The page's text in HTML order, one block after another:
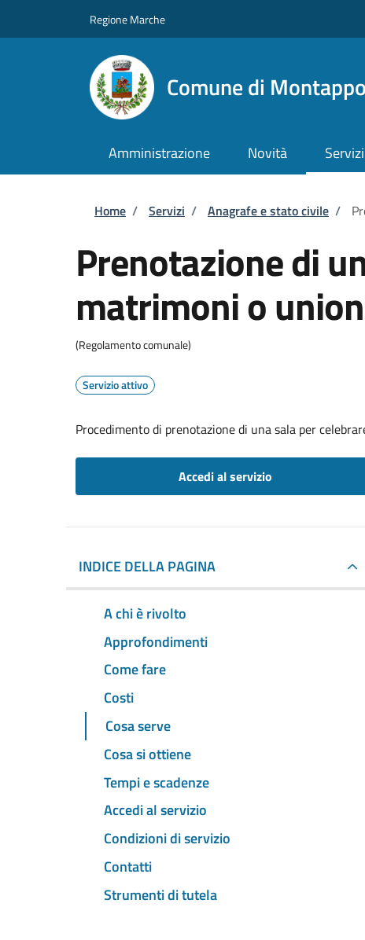
Regione Marche
Comune di
Amministrazione Novità Servizi
Briciole di pane
Home / Servizi / Anagrafe e stato civile /
Prenotazione di
matrimoni o
(Regolamento comunale)
Servizio attivo
Procedimento di prenotazione di una sala per
Accedi al servizio
INDICE DELLA PAGINA
A chi è rivolto
Approfondimenti
Come fare
Costi
Cosa serve
Cosa si ottiene
Tempi e scadenze
Accedi al servizio
Condizioni di servizio
Contatti
Strumenti di tutela